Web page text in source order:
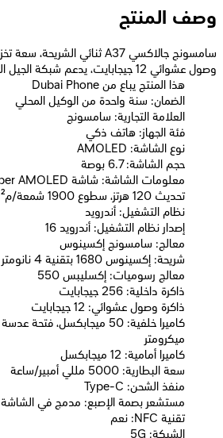
وصف المنتج
وصول عشوائي 12 جيجابايت، يدعم شبكة الجيل الخامس - فحمي رائع
Dubai Phone هذا المنتج يباع من
الضمان: سنة واحدة من الوكيل المحلي
العلامة التجارية: سامسونج
فئة الجهاز: هاتف ذكي
نوع الشاشة: AMOLED
حجم الشاشة: 6.7 بوصة
تحديث 120 هرتز، سطوع 1900 شمعة/م²
نظام التشغيل: أندرويد
إصدار نظام التشغيل: أندرويد 16
معالج: سامسونج إكسينوس
شريحة: إكسينوس 1680 بتقنية 4 نانومتر
معالج رسوميات: إكسليبس 550
ذاكرة داخلية: 256 جيجابايت
ذاكرة وصول عشوائي: 12 جيجابايت
ميكرومتر
كاميرا أمامية: 12 ميجابكسل
سعة البطارية: 5000 مللي أمبير/ساعة
منفذ الشحن: Type-C
مستشعر بصمة الإصبع: مدمج في الشاشة
تقنية NFC: نعم
الشبكة: 5G